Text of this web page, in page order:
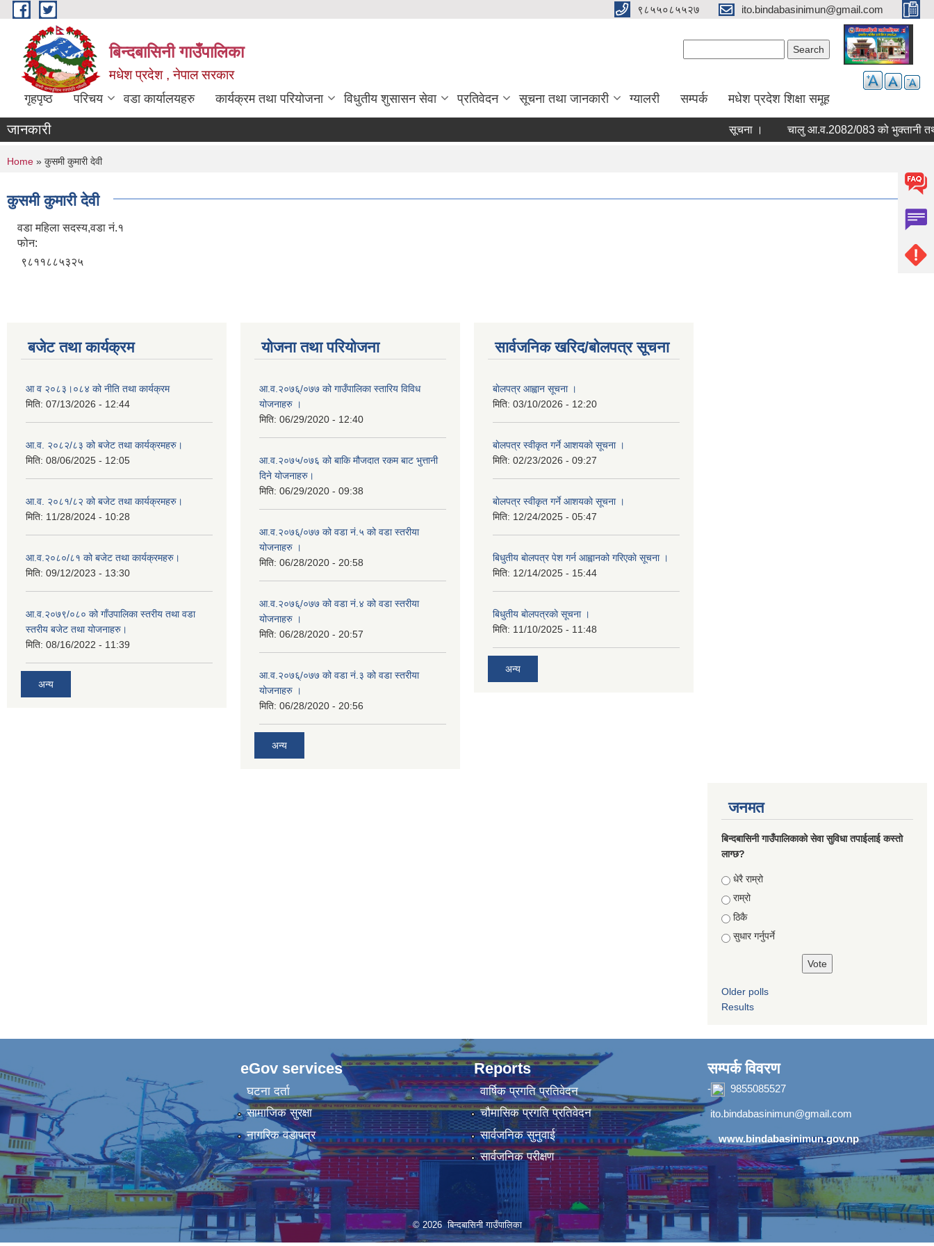
Skip to main content ९८५५०८५५२७ ito.bindabasinimun@gmail.com
बिन्दबासिनी गाउँपालिका
मधेश प्रदेश , नेपाल सरकार
गृहपृष्ठ परिचय वडा कार्यालयहरु कार्यक्रम तथा परियोजना विधुतीय शुसासन सेवा प्रतिवेदन सूचना तथा जानकारी ग्यालरी सम्पर्क मधेश प्रदेश शिक्षा समूह
जानकारी सूचना ।
You are here
Home » कुसमी कुमारी देवी
कुसमी कुमारी देवी
वडा महिला सदस्य,वडा नं.१
फोन:
९८११८८५३२५
बजेट तथा कार्यक्रम
आ व २०८३।०८४ को नीति तथा कार्यक्रम
मिति: 07/13/2026 - 12:44
आ.व. २०८२/८३ को बजेट तथा कार्यक्रमहरु।
मिति: 08/06/2025 - 12:05
आ.व. २०८१/८२ को बजेट तथा कार्यक्रमहरु।
मिति: 11/28/2024 - 10:28
आ.व.२०८०/८१ को बजेट तथा कार्यक्रमहरु।
मिति: 09/12/2023 - 13:30
आ.व.२०७९/०८० को गाँउपालिका स्तरीय तथा वडा
स्तरीय बजेट तथा योजनाहरु।
मिति: 08/16/2022 - 11:39
अन्य
योजना तथा परियोजना
आ.व.२०७६्/०७७ को गाउँपालिका स्तारिय विविध
योजनाहरु ।
मिति: 06/29/2020 - 12:40
आ.व.२०७५/०७६ को बाकि मौजदात रकम बाट भुत्तानी
दिने योजनाहरु।
मिति: 06/29/2020 - 09:38
आ.व.२०७६्/०७७ को वडा नं.५ को वडा स्तरीया
योजनाहरु ।
मिति: 06/28/2020 - 20:58
आ.व.२०७६्/०७७ को वडा नं.४ को वडा स्तरीया
योजनाहरु ।
मिति: 06/28/2020 - 20:57
आ.व.२०७६्/०७७ को वडा नं.३ को वडा स्तरीया
योजनाहरु ।
मिति: 06/28/2020 - 20:56
अन्य
सार्वजनिक खरिद/बोलपत्र सूचना
बाेलपत्र आह्वान सूचना ।
मिति: 03/10/2026 - 12:20
बाेलपत्र स्वीकृत गर्ने आशयकाे सूचना ।
मिति: 02/23/2026 - 09:27
बाेलपत्र स्वीकृत गर्ने आशयकाे सूचना ।
मिति: 12/24/2025 - 05:47
बिधुतीय बाेलपत्र पेश गर्न आह्वानको गरिएकाे सूचना ।
मिति: 12/14/2025 - 15:44
बिधुतीय बाेलपत्रकाे सूचना ।
मिति: 11/10/2025 - 11:48
अन्य
जनमत
बिन्दबासिनी गाउँपालिकाको सेवा सुविधा तपाईलाई कस्तो
लाग्छ?
Choices
धेरै राम्रो
राम्रो
ठिकै
सुधार गर्नुपर्ने
Older polls
Results
eGov services
घटना दर्ता
सामाजिक सुरक्षा
नागरिक वडापत्र
Reports
वार्षिक प्रगति प्रतिवेदन
चौमासिक प्रगति प्रतिवेदन
सार्वजनिक सुनुवाई
सार्वजनिक परीक्षण
सम्पर्क विवरण
- 9855085527
ito.bindabasinimun@gmail.com
www.bindabasinimun.gov.np
© 2026 बिन्दबासिनी गाउँपालिका